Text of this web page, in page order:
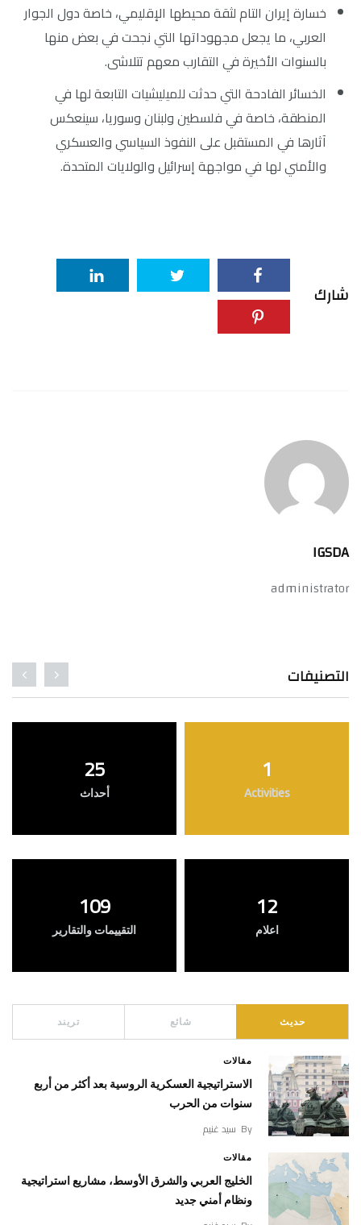
خسارة إيران التام لثقة محيطها الإقليمي، خاصة دول الجوار
العربي، ما يجعل مجهوداتها التي نجحت في بعض منها
بالسنوات الأخيرة في التقارب معهم تتلاشى.
الخسائر الفادحة التي حدثت للميليشيات التابعة لها في
المنطقة، خاصة في فلسطين ولبنان وسوريا، سينعكس
آثارها في المستقبل على النفوذ السياسي والعسكري
والأمني لها في مواجهة إسرائيل والولايات المتحدة.
شارك
IGSDA
administrator
التصنيفات
1
Activities
25
أحداث
12
اعلام
109
التقييمات والتقارير
حديث شائع تريند
مقالات
الاستراتيجية العسكرية الروسية بعد أكثر من أربع
سنوات من الحرب
By سيد غنيم
مقالات
الخليج العربي والشرق الأوسط، مشاريع استراتيجية
ونظام أمني جديد